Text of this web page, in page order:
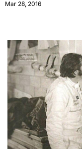
Mar 28, 2016